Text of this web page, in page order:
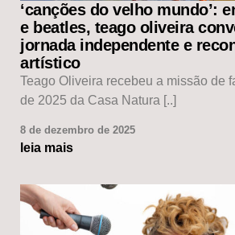
‘canções do velho mundo’:
e beatles, teago oliveira
jornada independente e
artístico
Teago Oliveira recebeu a missão de
de 2025 da Casa Natura [..]
8 de dezembro de 2025
leia mais